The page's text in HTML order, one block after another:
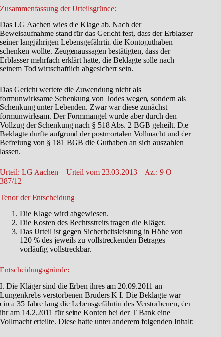
Zusammenfassung der Urteilsgründe:
Das LG Aachen wies die Klage ab. Nach der
Beweisaufnahme stand für das Gericht fest, dass der Erblasser
seiner langjährigen Lebensgefährtin die Kontoguthaben
schenken wollte. Zeugenaussagen bestätigten, dass der
Erblasser mehrfach erklärt hatte, die Beklagte solle nach
seinem Tod wirtschaftlich abgesichert sein.
Das Gericht wertete die Zuwendung nicht als
formunwirksame Schenkung von Todes wegen, sondern als
Schenkung unter Lebenden. Zwar war diese zunächst
formunwirksam. Der Formmangel wurde aber durch den
Vollzug der Schenkung nach § 518 Abs. 2 BGB geheilt. Die
Beklagte durfte aufgrund der postmortalen Vollmacht und der
Befreiung von § 181 BGB die Guthaben an sich auszahlen
lassen.
Urteil: LG Aachen – Urteil vom 23.03.2013 – Az.: 9 O
387/12
Tenor der Entscheidung
Die Klage wird abgewiesen.
Die Kosten des Rechtsstreits tragen die Kläger.
Das Urteil ist gegen Sicherheitsleistung in Höhe von
120 % des jeweils zu vollstreckenden Betrages
vorläufig vollstreckbar.
Entscheidungsgründe:
I. Die Kläger sind die Erben ihres am 20.09.2011 an
Lungenkrebs verstorbenen Bruders K I. Die Beklagte war
circa 35 Jahre lang die Lebensgefährtin des Verstorbenen, der
ihr am 14.2.2011 für seine Konten bei der T Bank eine
Vollmacht erteilte. Diese hatte unter anderem folgenden Inhalt: